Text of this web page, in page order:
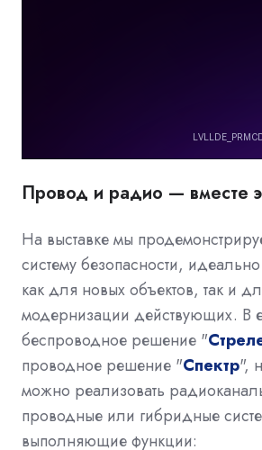
Провод и радио — вместе
На выставке мы
систему безопасности,
как для новых объектов, так и
модернизации действующих. В
беспроводное решение "
проводное решение "Спектр",
можно реализовать
проводные или гибридные
выполняющие функции: